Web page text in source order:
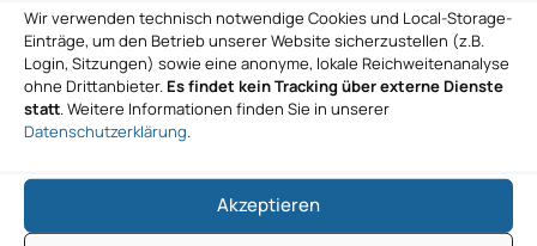
Wir verwenden technisch notwendige Cookies und Local-Storage-
Einträge, um den Betrieb unserer Website sicherzustellen (z.B.
Login, Sitzungen) sowie eine anonyme, lokale Reichweitenanalyse
ohne Drittanbieter. Es findet kein Tracking über externe Dienste
statt. Weitere Informationen finden Sie in unserer
Datenschutzerklärung.
Akzeptieren
Cobot Consulting